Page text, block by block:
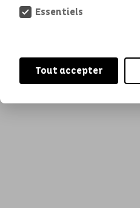
Essentiels
Tout accepter